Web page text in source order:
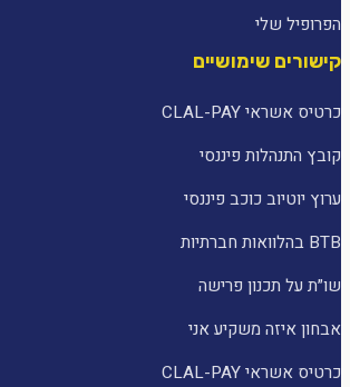
הפרופיל שלי
קישורים שימושיים
כרטיס אשראי CLAL-PAY
קובץ התנהלות פיננסי
ערוץ יוטיוב כוכב פיננסי
BTB בהלוואות חברתיות
שו״ת על תכנון פרישה
אבחון איזה משקיע אני
כרטיס אשראי CLAL-PAY